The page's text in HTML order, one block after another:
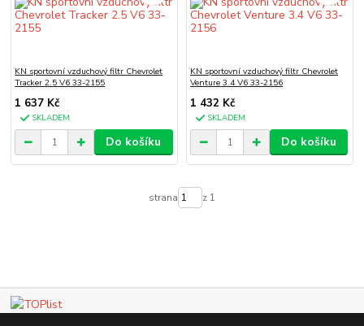
KN sportovní vzduchový filtr Chevrolet
Tracker 2.5 V6 33-2155
1 637 Kč
SKLADEM
Do košíku
KN sportovní vzduchový filtr Chevrolet
Venture 3.4 V6 33-2156
1 432 Kč
SKLADEM
Do košíku
strana z 1